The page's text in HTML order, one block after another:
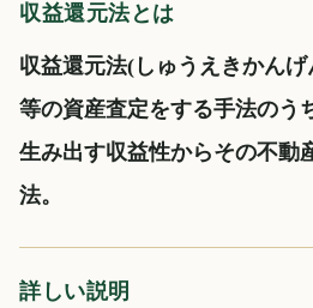
収益還元法とは
収益還元法(しゅうえきかん
等の資産査定をする手法のう
生み出す収益性からその不動
法。
詳しい説明